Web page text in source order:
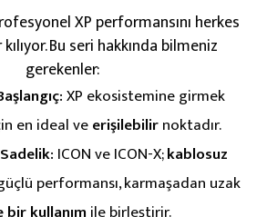
XP performansını herkes
Bu seri hakkında bilmeniz
gerekenler:
XP ekosistemine girmek
en ideal veerişilebilirnoktadır.
ICON ve ICON-X;kablosuz
performansı, karmaşadan uzak